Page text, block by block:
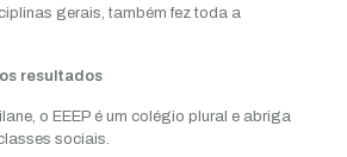
gerais, também fez toda a
resultados
o EEEP é um colégio plural e abriga
sociais.